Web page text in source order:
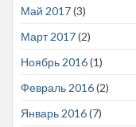
Май 2017(3)
Март 2017(2)
Ноябрь 2016(1)
Февраль 2016(2)
Январь 2016(7)